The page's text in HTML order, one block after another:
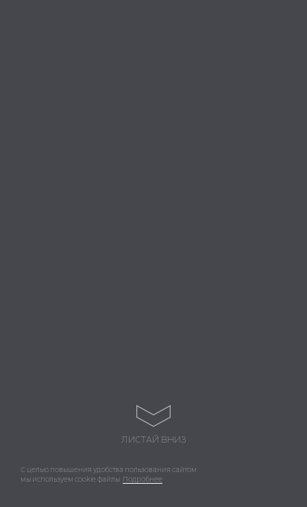
ЛИСТАЙ ВНИЗ
С целью повышения удобства пользования сайтом
мы используем cookie файлы. Подробнее